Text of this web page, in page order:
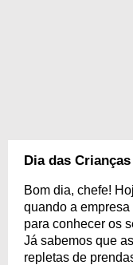
Dia das Crianças
Bom dia, chefe!
quando a
para conhecer os
Já sabemos que
repletas de